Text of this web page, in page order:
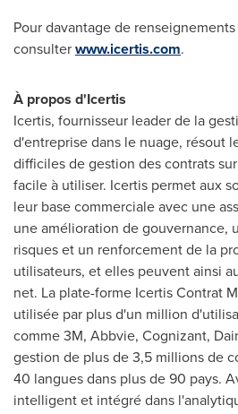
Pour davantage de
consulterwww.icertis.com.
À propos d'Icertis
Icertis, fournisseur leader de la
d'entreprise dans le nuage, résout
difficiles de gestion des contrats
facile à utiliser. Icertis permet aux
leur base commerciale avec une
une amélioration de gouvernance,
risques et un renforcement de la
utilisateurs, et elles peuvent ainsi
net. La plate-forme Icertis Contrat
utilisée par plus d'un million
comme3M, Abbvie, Cognizant,
gestion de plus de 3,5 millions de
40 langues dans plus de 90 pays.
intelligent et intégré dans